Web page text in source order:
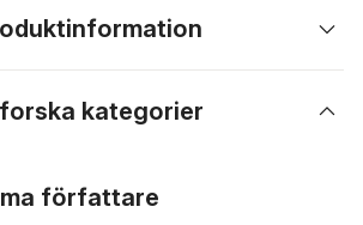
kategorier
författare